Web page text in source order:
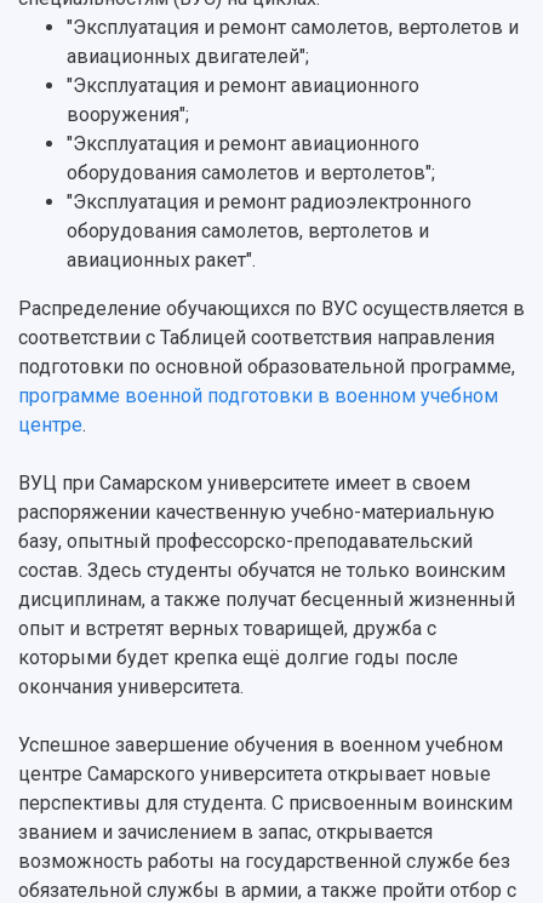
"Эксплуатация и ремонт самолетов, вертолетов и
авиационных двигателей";
"Эксплуатация и ремонт авиационного
вооружения";
"Эксплуатация и ремонт авиационного
оборудования самолетов и вертолетов";
"Эксплуатация и ремонт радиоэлектронного
оборудования самолетов, вертолетов и
авиационных ракет".
Распределение обучающихся по ВУС осуществляется в
соответствии с Таблицей соответствия направления
подготовки по основной образовательной программе,
программе военной подготовки в военном учебном
центре.
ВУЦ при Самарском университете имеет в своем
распоряжении качественную учебно-материальную
базу, опытный профессорско-преподавательский
состав. Здесь студенты обучатся не только воинским
дисциплинам, а также получат бесценный жизненный
опыт и встретят верных товарищей, дружба с
которыми будет крепка ещё долгие годы после
окончания университета.
Успешное завершение обучения в военном учебном
центре Самарского университета открывает новые
перспективы для студента. С присвоенным воинским
званием и зачислением в запас, открывается
возможность работы на государственной службе без
обязательной службы в армии, а также пройти отбор с